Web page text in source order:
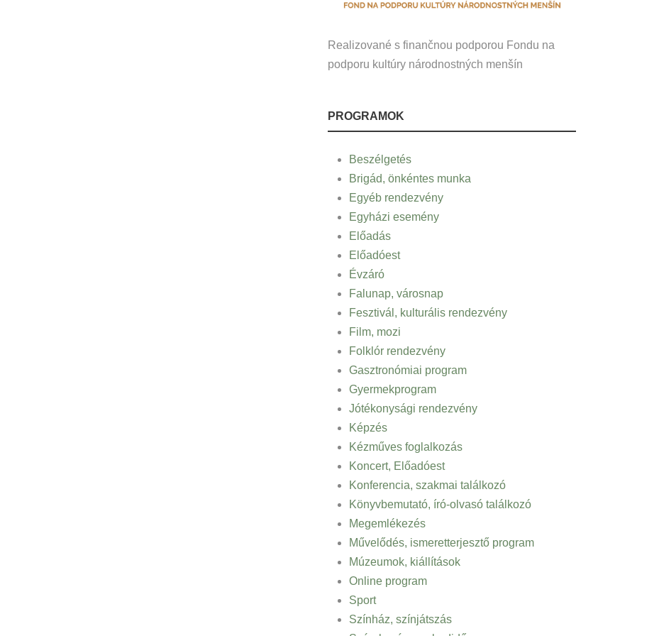
Realizované s finančnou podporou Fondu na
podporu kultúry národnostných menšín
PROGRAMOK
Beszélgetés
Brigád, önkéntes munka
Egyéb rendezvény
Egyházi esemény
Előadás
Előadóest
Évzáró
Falunap, városnap
Fesztivál, kulturális rendezvény
Film, mozi
Folklór rendezvény
Gasztronómiai program
Gyermekprogram
Jótékonysági rendezvény
Képzés
Kézműves foglalkozás
Koncert, Előadóest
Konferencia, szakmai találkozó
Könyvbemutató, író-olvasó találkozó
Megemlékezés
Művelődés, ismeretterjesztő program
Múzeumok, kiállítások
Online program
Sport
Színház, színjátszás